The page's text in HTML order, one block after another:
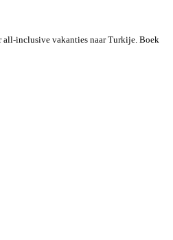
all-inclusive vakanties naar Turkije. Boek